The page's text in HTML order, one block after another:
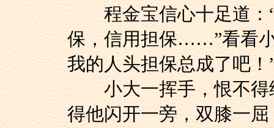
程金宝信心十足道：“
保，信用担保……”看看
我的人头担保总成了吧！
小大一挥手，恨不得
得他闪开一旁，双膝一